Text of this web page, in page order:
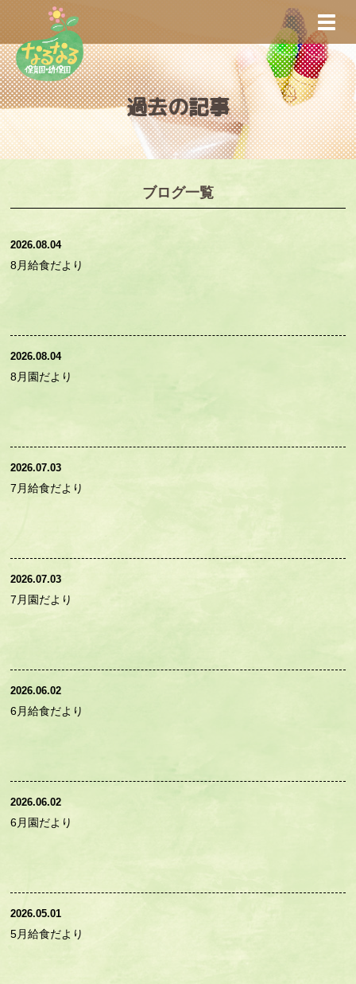
i
p
t
o
m
a
過去の記事
ブログ一覧
2026.08.04
8月給食だより
2026.08.04
8月園だより
2026.07.03
7月給食だより
2026.07.03
7月園だより
2026.06.02
6月給食だより
2026.06.02
6月園だより
2026.05.01
5月給食だより